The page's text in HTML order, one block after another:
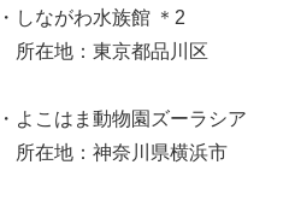
・しながわ水族館 ＊2
所在地：東京都品川区
・よこはま動物園ズーラシア
所在地：神奈川県横浜市